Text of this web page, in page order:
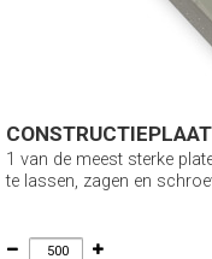
1 van de meest sterke
te lassen, zagen en